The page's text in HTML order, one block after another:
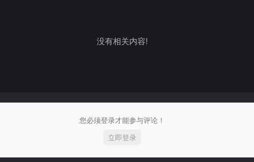
没有相关内容!
您必须登录才能参与评论！
立即登录